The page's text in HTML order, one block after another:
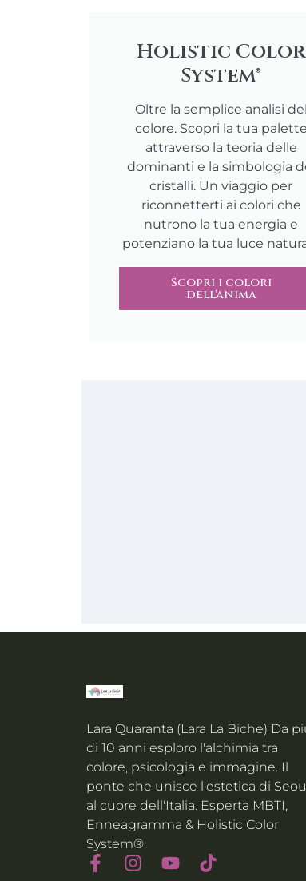
Holistic Color
System®
Oltre la semplice analisi del
colore. Scopri la tua palette
attraverso la teoria delle
dominanti e la simbologia
cristalli. Un viaggio per
riconnetterti ai colori che
nutrono la tua energia e
potenziano la tua luce
Scopri i colori
dell'anima
Lara Quaranta (Lara La Biche) Da
di 10 anni esploro l'alchimia tra
colore, psicologia e immagine. Il
ponte che unisce l'estetica di
al cuore dell'Italia. Esperta MBTI,
Enneagramma & Holistic Color
System®.